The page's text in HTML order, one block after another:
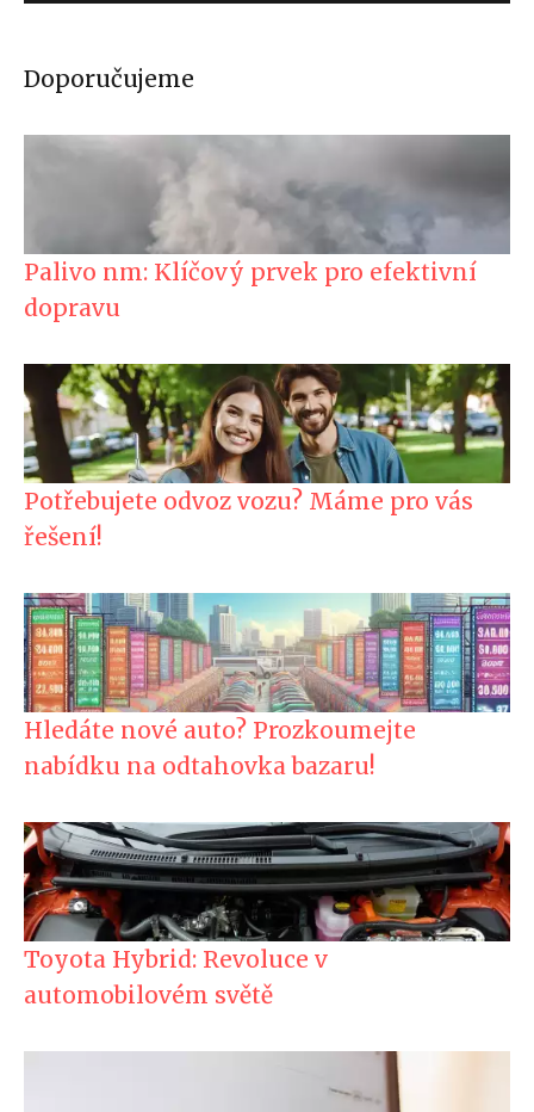
Doporučujeme
Palivo nm: Klíčový prvek pro efektivní
dopravu
Potřebujete odvoz vozu? Máme pro vás
řešení!
Hledáte nové auto? Prozkoumejte
nabídku na odtahovka bazaru!
Toyota Hybrid: Revoluce v
automobilovém světě